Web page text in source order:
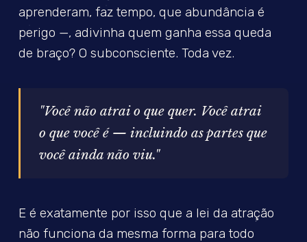
aprenderam, faz tempo, que abundância é
perigo —, adivinha quem ganha essa queda
de braço? O subconsciente. Toda vez.
"Você não atrai o que quer. Você atrai
o que você é — incluindo as partes que
você ainda não viu."
E é exatamente por isso que a lei da atração
não funciona da mesma forma para todo